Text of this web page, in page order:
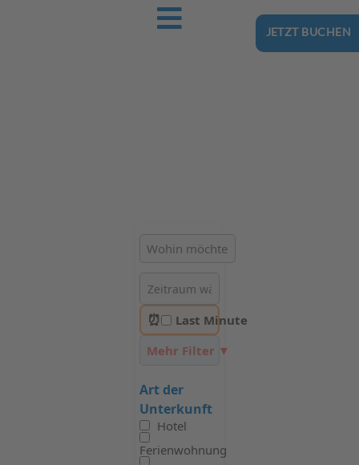
JETZT BUCHEN
⏰
Last Minute
Mehr Filter ▼
Art der
Unterkunft
Hotel
Ferienwohnung